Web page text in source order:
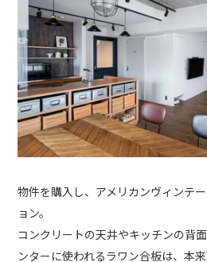
物件を購入し、アメリカンヴィンテ
ョン。
コンクリートの天井やキッチンの背
ンターに使われるラワン合板は、本